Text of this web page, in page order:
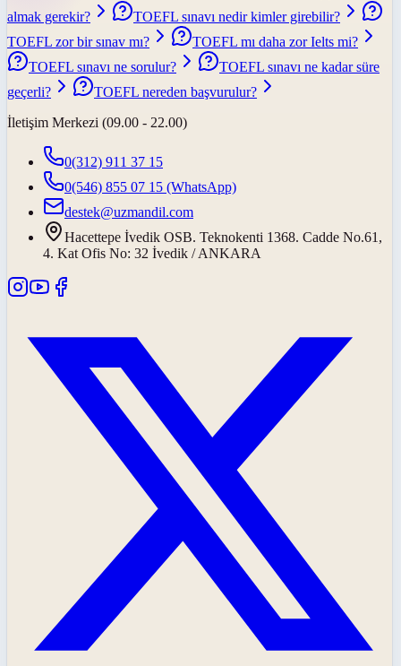
almak gerekir?
TOEFL sınavı nedir kimler girebilir?
TOEFL zor bir sınav mı?
TOEFL mı daha zor Ielts mi?
TOEFL sınavı ne sorulur?
TOEFL sınavı ne kadar süre
geçerli?
TOEFL nereden başvurulur?
İletişim Merkezi (09.00 - 22.00)
0(312) 911 37 15
0(546) 855 07 15 (WhatsApp)
destek@uzmandil.com
Hacettepe İvedik OSB. Teknokenti 1368. Cadde No.61,
4. Kat Ofis No: 32 İvedik / ANKARA